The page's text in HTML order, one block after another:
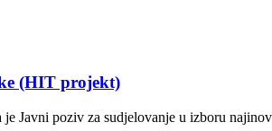
(HIT projekt)
poziv za sudjelovanje u izboru